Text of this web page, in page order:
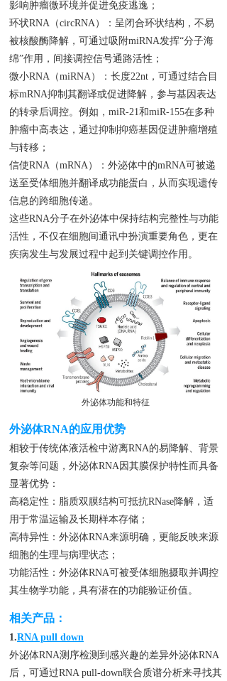
影响肿瘤微环境并促进免疫逃逸；
环状RNA（circRNA）：呈闭合环状结构，不易
被核酸酶降解，可通过吸附miRNA发挥“分子海
绵”作用，间接调控信号通路活性；
微小RNA（miRNA）：长度22nt，可通过结合目
标mRNA抑制其翻译或促进降解，参与基因表达
的转录后调控。例如，miR-21和miR-155在多种
肿瘤中高表达，通过抑制抑癌基因促进肿瘤增殖
与转移；
信使RNA（mRNA）：外泌体中的mRNA可被递
送至受体细胞并翻译成功能蛋白，从而实现遗传
信息的跨细胞传递。
这些RNA分子在外泌体中保持结构完整性与功能
活性，不仅在细胞间通讯中扮演重要角色，更在
疾病发生与发展过程中起到关键调控作用。
外泌体功能和特征
外泌体RNA的应用优势
相较于传统体液活检中游离RNA的易降解、背景
复杂等问题，外泌体RNA因其膜保护特性而具备
显著优势：
高稳定性：脂质双膜结构可抵抗RNase降解，适
用于常温运输及长期样本存储；
高特异性：外泌体RNA来源明确，更能反映来源
细胞的生理与病理状态；
功能活性：外泌体RNA可被受体细胞摄取并调控
其生物学功能，具有潜在的功能验证价值。
相关产品 ：
1.RNA pull down
外泌体RNA测序检测到感兴趣的差异外泌体RNA
后，可通过RNA pull-down联合质谱分析来寻找其